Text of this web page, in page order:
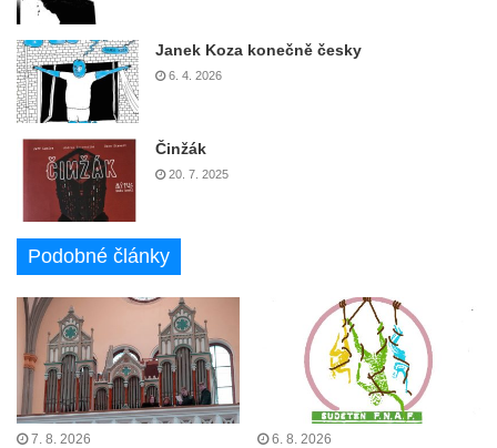
Janek Koza konečně česky
6. 4. 2026
Činžák
20. 7. 2025
Podobné články
7. 8. 2026 6. 8. 2026